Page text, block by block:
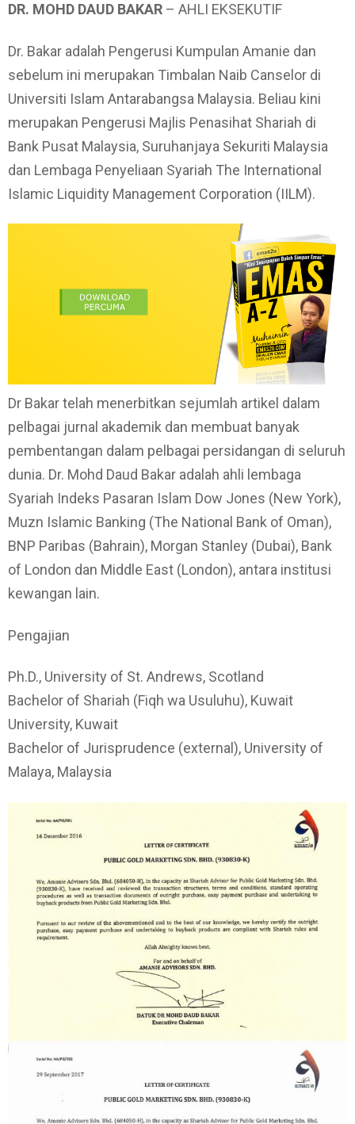
DR. MOHD DAUD BAKAR – AHLI EKSEKUTIF
Dr. Bakar adalah Pengerusi Kumpulan Amanie dan
sebelum ini merupakan Timbalan Naib Canselor di
Universiti Islam Antarabangsa Malaysia. Beliau kini
merupakan Pengerusi Majlis Penasihat Shariah di
Bank Pusat Malaysia, Suruhanjaya Sekuriti Malaysia
dan Lembaga Penyeliaan Syariah The International
Islamic Liquidity Management Corporation (IILM).
Dr Bakar telah menerbitkan sejumlah artikel dalam
pelbagai jurnal akademik dan membuat banyak
pembentangan dalam pelbagai persidangan di seluruh
dunia. Dr. Mohd Daud Bakar adalah ahli lembaga
Syariah Indeks Pasaran Islam Dow Jones (New York),
Muzn Islamic Banking (The National Bank of Oman),
BNP Paribas (Bahrain), Morgan Stanley (Dubai), Bank
of London dan Middle East (London), antara institusi
kewangan lain.
Pengajian
Ph.D., University of St. Andrews, Scotland
Bachelor of Shariah (Fiqh wa Usuluhu), Kuwait
University, Kuwait
Bachelor of Jurisprudence (external), University of
Malaya, Malaysia